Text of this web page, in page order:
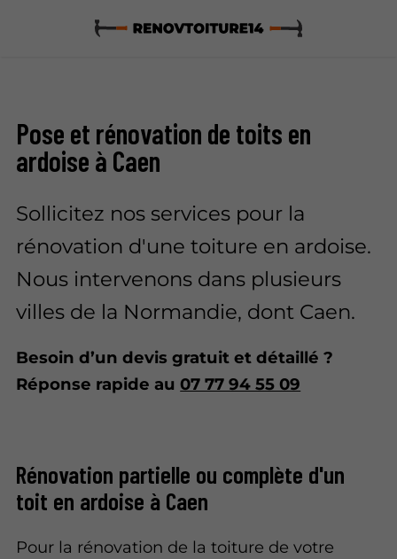
Pose et rénovation de toits en
ardoise à Caen
Sollicitez nos services pour la
rénovation d'une toiture en ardoise.
Nous intervenons dans plusieurs
villes de la Normandie, dont Caen.
Besoin d’un devis gratuit et détaillé ?
Réponse rapide au07 77 94 55 09
Rénovation partielle ou complète d'un
toit en ardoise à Caen
Pour la rénovation de la toiture de votre